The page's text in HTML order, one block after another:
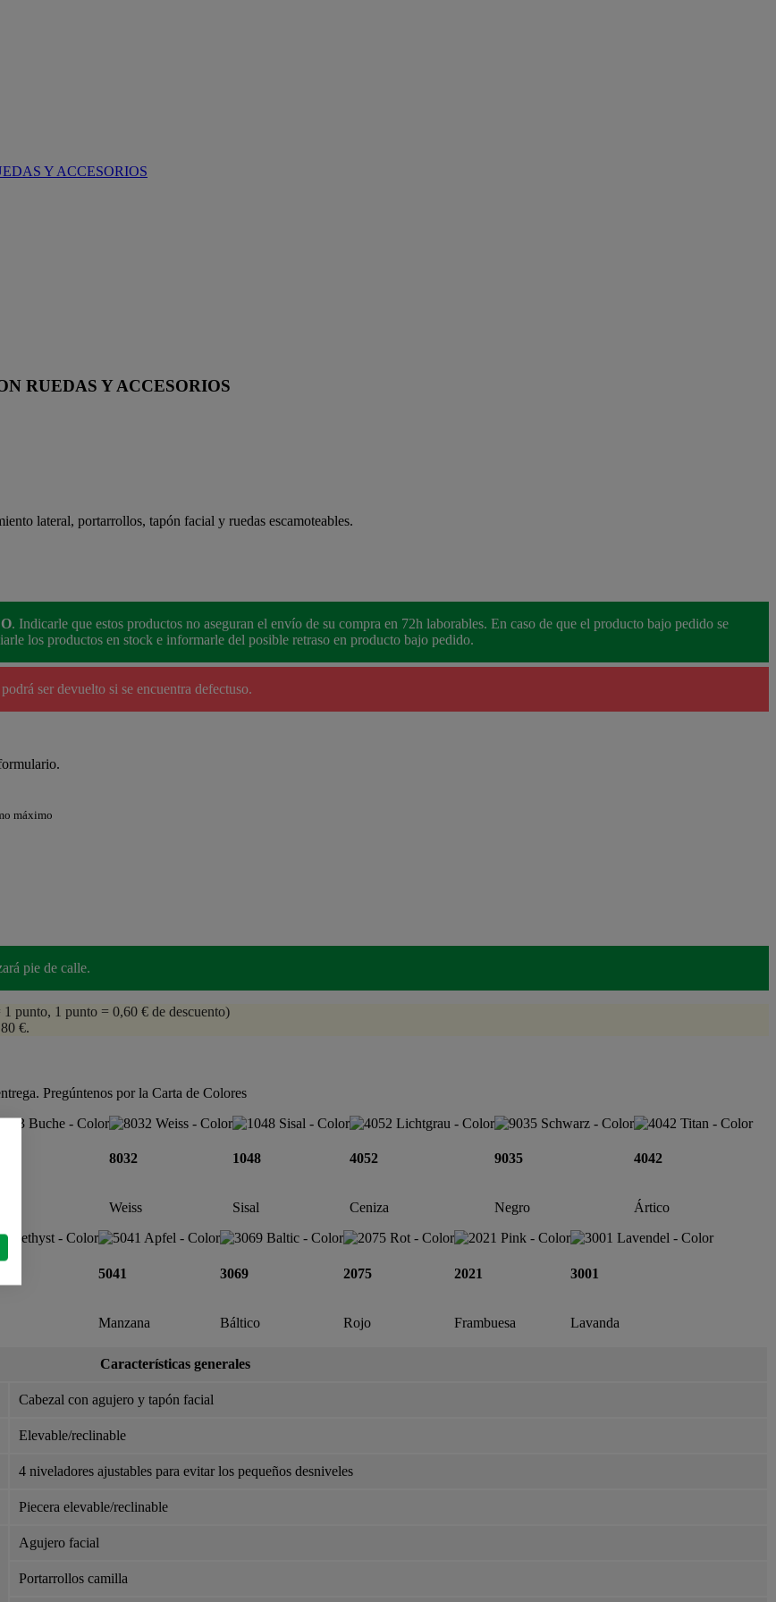
Y ACCESORIOS
RUEDAS Y ACCESORIOS
lateral, portarrollos, tapón facial y ruedas escamoteables.
. Indicarle que estos productos no aseguran el envío de su compra en 72h laborables. En caso de que el producto bajo pedido se
los productos en stock e informarle del posible retraso en producto bajo pedido.
ser devuelto si se encuentra defectuso.
máximo
pie de calle.
punto, 1 punto = 0,60 € de descuento)
€.
Pregúntenos por la Carta de Colores
8032
Weiss
1048
Sisal
4052
Ceniza
9035
Negro
4042
Ártico
5041
Manzana
3069
Báltico
2075
Rojo
2021
Frambuesa
3001
Lavanda
Características generales
Cabezal con agujero y tapón facial
Elevable/reclinable
4 niveladores ajustables para evitar los pequeños desniveles
Piecera elevable/reclinable
Agujero facial
Portarrollos camilla